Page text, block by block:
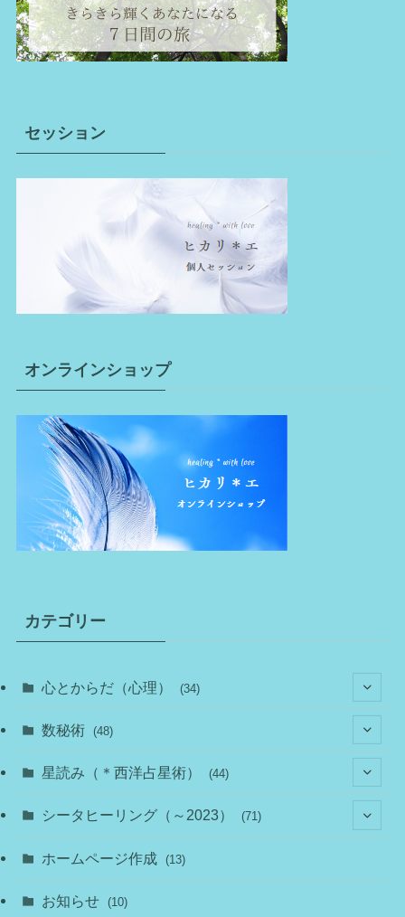
セッション
オンラインショップ
カテゴリー
心とからだ（心理） (34)
(1)
(22)
(7)
(7)
数秘術 (48)
(11)
(10)
星読み（＊西洋占星術） (44)
(11)
(8)
シータヒーリング（～2023） (71)
(14)
ホームページ作成 (13)
お知らせ (10)